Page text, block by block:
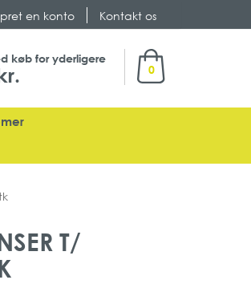
en konto Kontakt os
0
køb for yderligere
T/